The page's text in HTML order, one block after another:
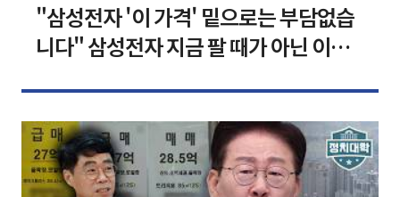
"삼성전자 '이 가격' 밑으로는 부담없습
니다" 삼성전자 지금 팔 때가 아닌 이유